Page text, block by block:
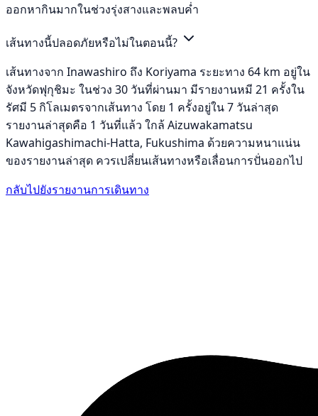
ออกหากินมากในช่วงรุ่งสางและพลบค่ำ
เส้นทางนี้ปลอดภัยหรือไม่ในตอนนี้?
เส้นทางจาก Inawashiro ถึง Koriyama ระยะทาง 64 km อยู่ใน
จังหวัดฟุกุชิมะ ในช่วง 30 วันที่ผ่านมา มีรายงานหมี 21 ครั้งใน
รัศมี 5 กิโลเมตรจากเส้นทาง โดย 1 ครั้งอยู่ใน 7 วันล่าสุด
รายงานล่าสุดคือ 1 วันที่แล้ว ใกล้ Aizuwakamatsu
Kawahigashimachi-Hatta, Fukushima ด้วยความหนาแน่น
ของรายงานล่าสุด ควรเปลี่ยนเส้นทางหรือเลื่อนการปั่นออกไป
กลับไปยังรายงานการเดินทาง